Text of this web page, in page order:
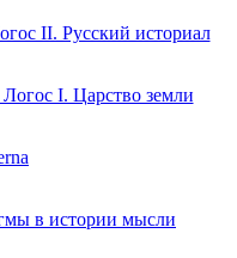
II. Русский историал
I. Царство земли
в истории мысли